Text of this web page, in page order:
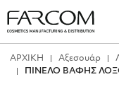
ΑΡΧΙΚΗ Αξεσουάρ
ΠΙΝΕΛΟ ΒΑΦΗΣ